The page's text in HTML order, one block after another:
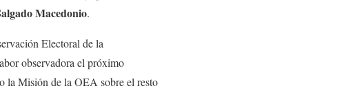
Macedonio.
Electoral de la
observadora el próximo
la Misión de la OEA sobre el resto